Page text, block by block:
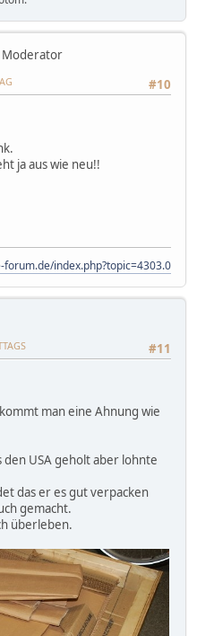
Moderator
#10
ja aus wie neu!!
index.php?topic=4303.0
#11
man eine Ahnung wie
den USA geholt aber lohnte
das er es gut verpacken
gemacht.
überleben.